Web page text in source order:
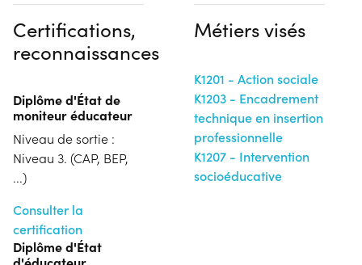
Certifications,
reconnaissances
Diplôme d'État de
moniteur éducateur
Niveau de sortie :
Niveau 3. (CAP, BEP,
...)
Consulter la
certification
Diplôme d'État
Métiers visés
K1201 - Action sociale
K1203 - Encadrement
technique en insertion
professionnelle
K1207 - Intervention
socioéducative